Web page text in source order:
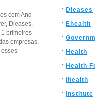
com And
Dieases,
1 primeiros
empresas.
esses
Dieases
Ehealth
Health
Health
Ihealth
Institute